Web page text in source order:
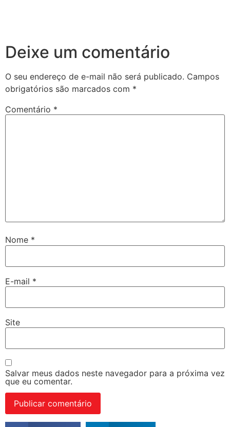
Deixe um comentário
O seu endereço de e-mail não será publicado. Campos
obrigatórios são marcados com *
Comentário *
Nome *
E-mail *
Site
Salvar meus dados neste navegador para a próxima vez
que eu comentar.